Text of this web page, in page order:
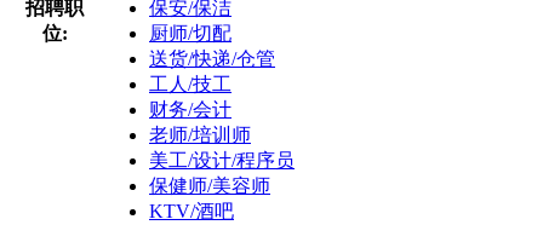
招聘职
位:
保安/保洁
厨师/切配
送货/快递/仓管
工人/技工
财务/会计
老师/培训师
美工/设计/程序员
保健师/美容师
KTV/酒吧